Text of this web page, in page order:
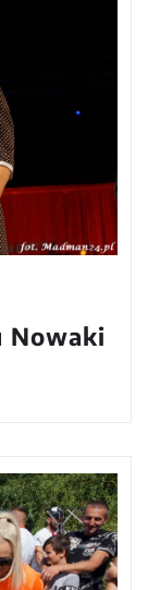
Nowaki